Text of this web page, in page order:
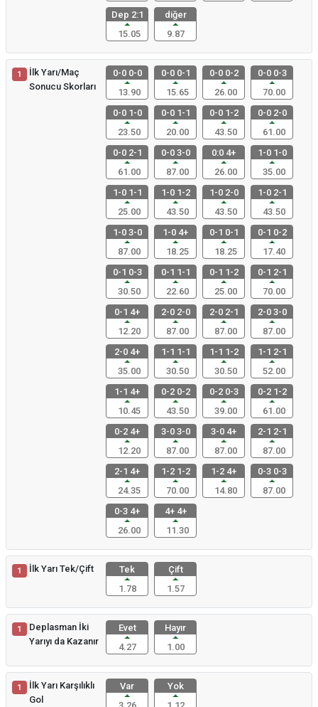
Dep 2:1
15.05
diğer
9.87
1
İlk Yarı/Maç
Sonucu Skorları
0-0 0-0
13.90
0-0 0-1
15.65
0-0 0-2
26.00
0-0 0-3
70.00
0-0 1-0
23.50
0-0 1-1
20.00
0-0 1-2
43.50
0-0 2-0
61.00
0-0 2-1
61.00
0-0 3-0
87.00
0:0 4+
26.00
1-0 1-0
35.00
1-0 1-1
25.00
1-0 1-2
43.50
1-0 2-0
43.50
1-0 2-1
43.50
1-0 3-0
87.00
1-0 4+
18.25
0-1 0-1
18.25
0-1 0-2
17.40
0-1 0-3
30.50
0-1 1-1
22.60
0-1 1-2
25.00
0-1 2-1
70.00
0-1 4+
12.20
2-0 2-0
87.00
2-0 2-1
87.00
2-0 3-0
87.00
2-0 4+
35.00
1-1 1-1
30.50
1-1 1-2
30.50
1-1 2-1
52.00
1-1 4+
10.45
0-2 0-2
43.50
0-2 0-3
39.00
0-2 1-2
61.00
0-2 4+
12.20
3-0 3-0
87.00
3-0 4+
87.00
2-1 2-1
87.00
2-1 4+
24.35
1-2 1-2
70.00
1-2 4+
14.80
0-3 0-3
87.00
0-3 4+
26.00
4+ 4+
11.30
1 İlk Yarı Tek/Çift
Tek
1.78
Çift
1.57
1
Deplasman İki
Yarıyı da Kazanır
Evet
4.27
Hayır
1.00
1
İlk Yarı Karşılıklı
Gol
Var
Yok